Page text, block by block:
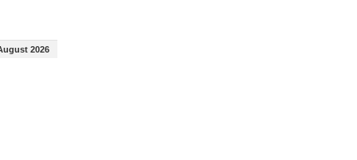
2026